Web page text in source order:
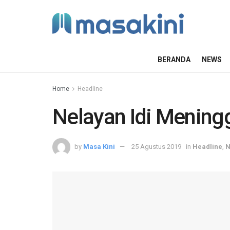
BERANDA NEWS
Home Headline
Nelayan Idi
by Masa Kini 25 Agustus 2019 in Headline